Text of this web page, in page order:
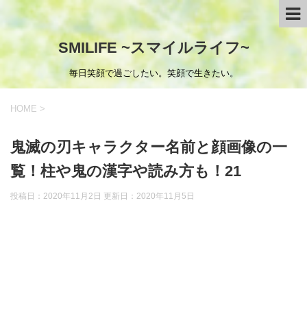
SMILIFE ~スマイルライフ~
毎日笑顔で過ごしたい。笑顔で生きたい。
HOME >
鬼滅の刃キャラクター名前と顔画像の一
覧！柱や鬼の漢字や読み方も！21
投稿日：2020年11月2日 更新日： 2020年11月5日